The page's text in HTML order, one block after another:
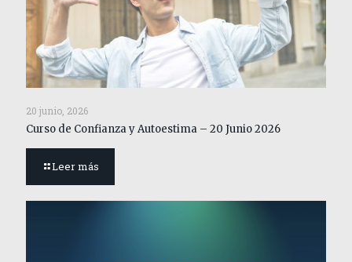
20 junio, 2026
Curso de Confianza y Autoestima – 20 Junio 2026
Leer más